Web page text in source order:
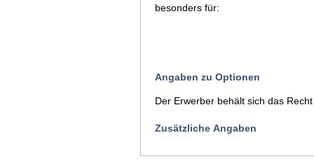
besonders für:
Angaben zu Optionen
Der Erwerber behält sich das
Zusätzliche Angaben